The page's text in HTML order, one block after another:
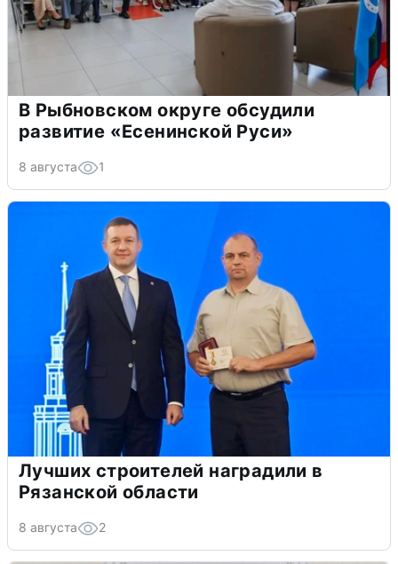
В Рыбновском округе обсудили
развитие «Есенинской Руси»
8 августа 1
Лучших строителей наградили в
Рязанской области
8 августа 2